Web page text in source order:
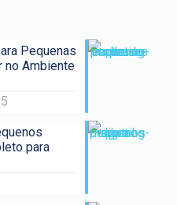
Pequenas
no Ambiente
para